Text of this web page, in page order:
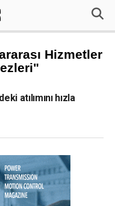
Hizmetler
atılımını hızla